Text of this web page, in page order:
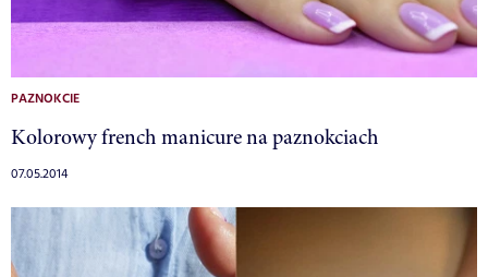
PAZNOKCIE
Kolorowy french manicure na paznokciach
07.05.2014